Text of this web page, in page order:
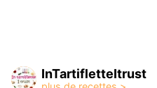
InTartifletteItrust